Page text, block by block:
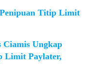
Titip Limit
Ciamis Ungkap
Limit Paylater,